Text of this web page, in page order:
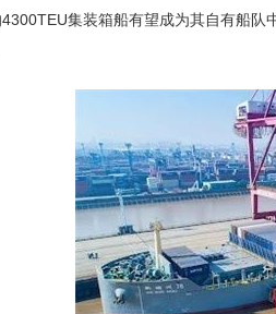
集装箱船有望成为其自有船